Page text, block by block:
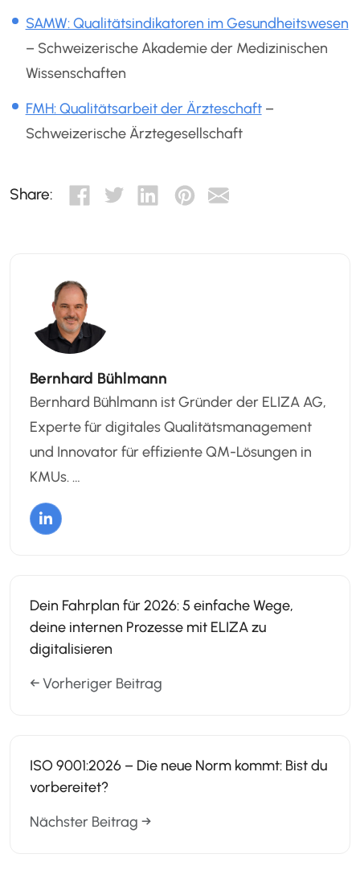
SAMW: Qualitätsindikatoren im Gesundheitswesen
– Schweizerische Akademie der Medizinischen
Wissenschaften
FMH: Qualitätsarbeit der Ärzteschaft–
Schweizerische Ärztegesellschaft
Share:
Bernhard Bühlmann
Bernhard Bühlmann ist Gründer der ELIZA AG,
Experte für digitales Qualitätsmanagement
und Innovator für effiziente QM-Lösungen in
KMUs. …
Dein Fahrplan für 2026: 5 einfache Wege,
deine internen Prozesse mit ELIZA zu
digitalisieren
← Vorheriger Beitrag
ISO 9001:2026 – Die neue Norm kommt: Bist du
vorbereitet?
Nächster Beitrag →